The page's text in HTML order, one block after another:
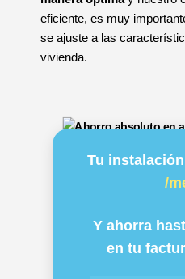
eficiente, es muy
se ajuste a las
vivienda.
Tu
/
Y ahorra
en tu